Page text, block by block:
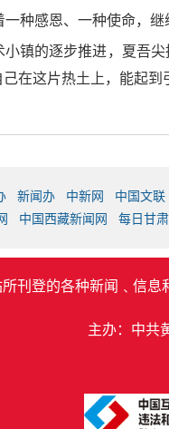
种感恩、一种使命，
镇的逐步推进，夏吾
在这片热土上，能起
新闻办 中新网
中国文联
中国西藏新闻网 每日甘
刊登的各种新闻﹑信息
主办：中共